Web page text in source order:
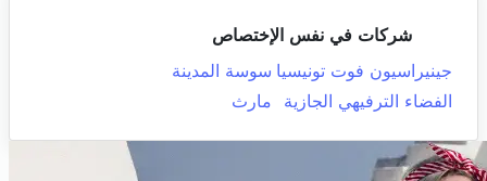
شركات في نفس الإختصاص
جينيراسيون فوت تونيسيا سوسة المدينة
الفضاء الترفيهي الجازية
مارث